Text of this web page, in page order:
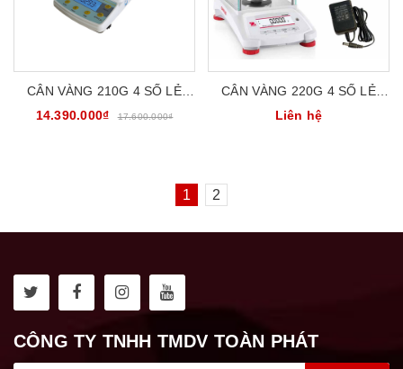
CÂN VÀNG 210G 4 SỐ LẺ
CÂN PHÂN TÍCH PHÒNG THÍ
14.390.000₫ 17.600.000₫
CÂN VÀNG 220G 4 SỐ LẺ
CÂN PHÂN TÍCH PHÒNG THÍ
Liên hệ
1 2
CÔNG TY TNHH TMDV TOÀN PHÁT